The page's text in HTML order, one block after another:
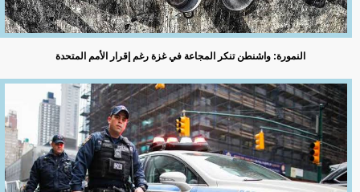
النمورة: واشنطن تنكر المجاعة في غزة رغم إقرار الأمم المتحدة